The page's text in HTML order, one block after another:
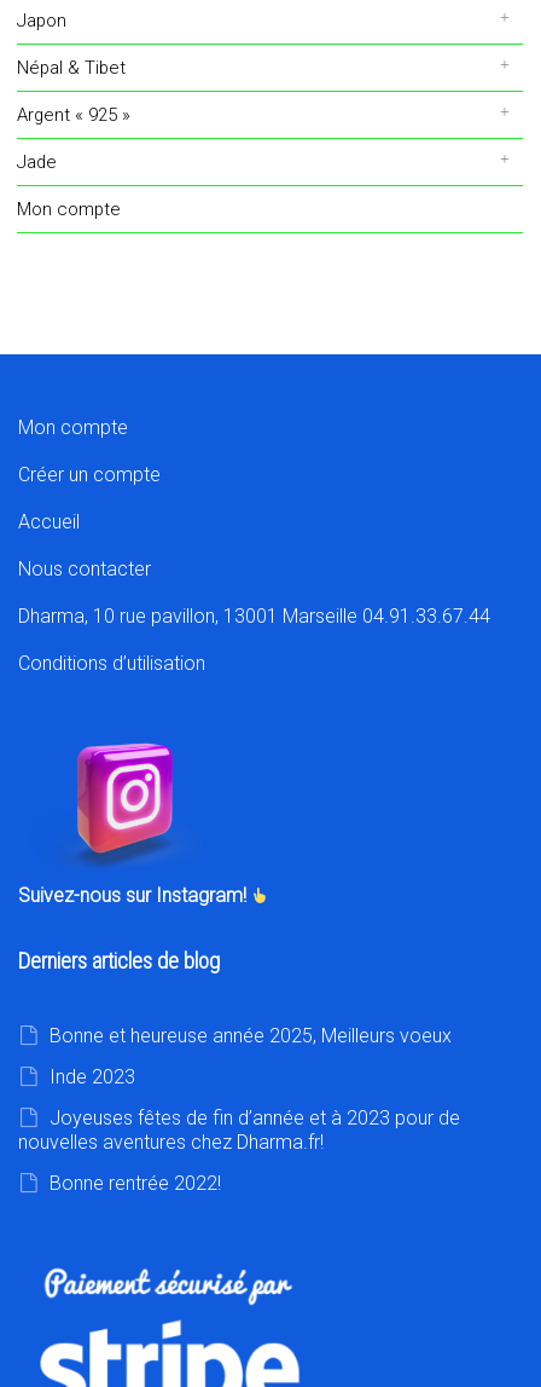
Japon
Népal & Tibet
Argent « 925 »
Jade
Mon compte
Mon compte
Créer un compte
Accueil
Nous contacter
Dharma, 10 rue pavillon, 13001 Marseille 04.91.33.67.44
Conditions d’utilisation
Suivez-nous sur Instagram!
Derniers articles de blog
Bonne et heureuse année 2025, Meilleurs voeux
Inde 2023
Joyeuses fêtes de fin d’année et à 2023 pour de
nouvelles aventures chez Dharma.fr!
Bonne rentrée 2022!